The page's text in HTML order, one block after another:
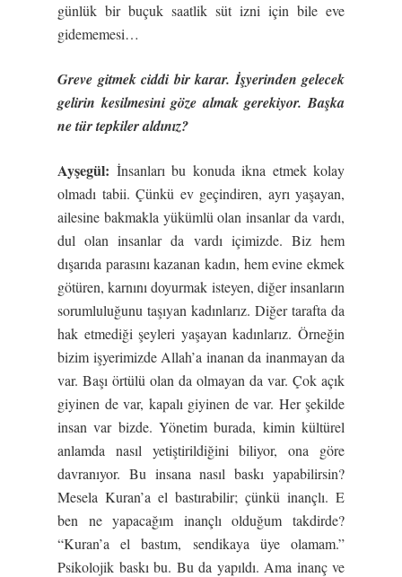
günlük bir buçuk saatlik süt izni için bile eve
gidememesi…
Greve gitmek ciddi bir karar.İşyerinden gelecek
gelirin kesilmesini göze almak gerekiyor. Başka
ne tür tepkiler aldınız?
Ayşegül: İnsanları bu konuda ikna etmek kolay
olmadı tabii. Çünkü ev geçindiren, ayrı yaşayan,
ailesine bakmakla yükümlü olan insanlar da vardı,
dul olan insanlar da vardı içimizde. Biz hem
dışarıda parasını kazanan kadın, hem evine ekmek
götüren, karnını doyurmak isteyen, diğer insanların
sorumluluğunu taşıyan kadınlarız. Diğer tarafta da
hak etmediği şeyleri yaşayan kadınlarız. Örneğin
bizim işyerimizde Allah’a inanan da inanmayan da
var. Başı örtülü olan da olmayan da var. Çok açık
giyinen de var, kapalı giyinen de var. Her şekilde
insan var bizde. Yönetim burada, kimin kültürel
anlamda nasıl yetiştirildiğini biliyor, ona göre
davranıyor. Bu insana nasıl baskı yapabilirsin?
Mesela Kuran’a el bastırabilir; çünkü inançlı. E
ben ne yapacağım inançlı olduğum takdirde?
“Kuran’a el bastım, sendikaya üye olamam.”
Psikolojik baskı bu. Bu da yapıldı. Ama inanç ve